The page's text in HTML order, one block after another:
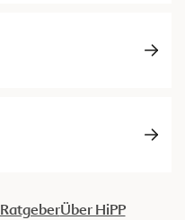
RatgeberÜber HiPP